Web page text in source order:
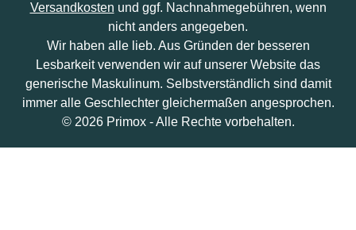
Versandkosten und ggf. Nachnahmegebühren, wenn
nicht anders angegeben.
Wir haben alle lieb. Aus Gründen der besseren
Lesbarkeit verwenden wir auf unserer Website das
generische Maskulinum. Selbstverständlich sind damit
immer alle Geschlechter gleichermaßen angesprochen.
© 2026 Primox - Alle Rechte vorbehalten.